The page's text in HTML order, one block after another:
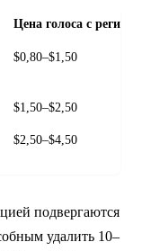
Цена голоса с
$0,80–$1,50
$1,50–$2,50
$2,50–$4,50
подвергаются
удалить 10–